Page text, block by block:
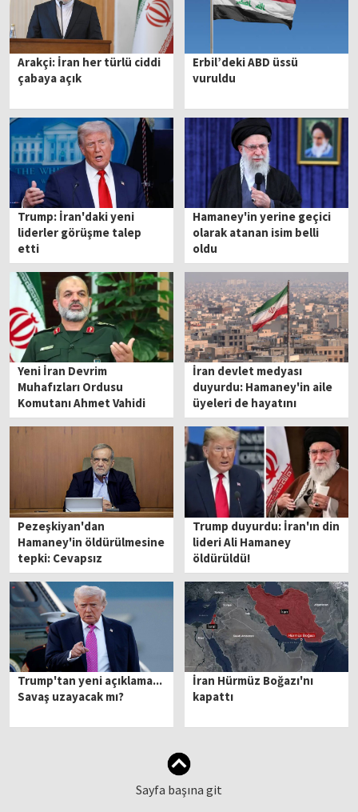
Arakçi: İran her türlü ciddi
çabaya açık
Erbil’deki ABD üssü
vuruldu
Trump: İran'daki yeni
liderler görüşme talep
etti
Hamaney'in yerine geçici
olarak atanan isim belli
oldu
Yeni İran Devrim
Muhafızları Ordusu
Komutanı Ahmet Vahidi
oldu
İran devlet medyası
duyurdu: Hamaney'in aile
üyeleri de hayatını
kaybetti!
Pezeşkiyan'dan
Hamaney'in öldürülmesine
tepki: Cevapsız
kalmayacak
Trump duyurdu: İran'ın din
lideri Ali Hamaney
öldürüldü!
Trump'tan yeni açıklama...
Savaş uzayacak mı?
İran Hürmüz Boğazı'nı
kapattı
Sayfa başına git